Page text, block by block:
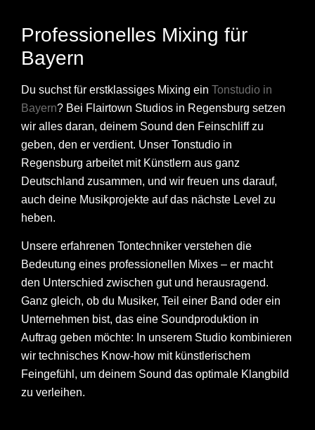
Professionelles Mixing für
Bayern
Du suchst für erstklassiges Mixing ein Tonstudio in
Bayern? Bei Flairtown Studios in Regensburg setzen
wir alles daran, deinem Sound den Feinschliff zu
geben, den er verdient. Unser Tonstudio in
Regensburg arbeitet mit Künstlern aus ganz
Deutschland zusammen, und wir freuen uns darauf,
auch deine Musikprojekte auf das nächste Level zu
heben.
Unsere erfahrenen Tontechniker verstehen die
Bedeutung eines professionellen Mixes – er macht
den Unterschied zwischen gut und herausragend.
Ganz gleich, ob du Musiker, Teil einer Band oder ein
Unternehmen bist, das eine Soundproduktion in
Auftrag geben möchte: In unserem Studio kombinieren
wir technisches Know-how mit künstlerischem
Feingefühl, um deinem Sound das optimale Klangbild
zu verleihen.